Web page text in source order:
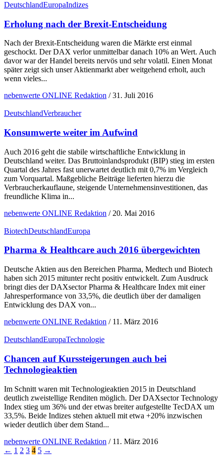
DeutschlandEuropaIndizes
Erholung nach der Brexit-Entscheidung
Nach der Brexit-Entscheidung waren die Märkte erst einmal
geschockt. Der DAX verlor unmittelbar danach 10% an Wert. Auch
davor war der Handel bereits nervös und sehr volatil. Einen Monat
später zeigt sich unser Aktienmarkt aber weitgehend erholt, auch
wenn vieles...
nebenwerte ONLINE Redaktion / 31. Juli 2016
DeutschlandVerbraucher
Konsumwerte weiter im Aufwind
Auch 2016 geht die stabile wirtschaftliche Entwicklung in
Deutschland weiter. Das Bruttoinlandsprodukt (BIP) stieg im ersten
Quartal des Jahres fast unerwartet deutlich mit 0,7% im Vergleich
zum Vorquartal. Maßgebliche Beiträge lieferten hierzu die
Verbraucherkauflaune, steigende Unternehmensinvestitionen, das
freundliche Klima in...
nebenwerte ONLINE Redaktion / 20. Mai 2016
BiotechDeutschlandEuropa
Pharma & Healthcare auch 2016 übergewichten
Deutsche Aktien aus den Bereichen Pharma, Medtech und Biotech
haben sich 2015 mitunter recht positiv entwickelt. Zum Ausdruck
bringt dies der DAXsector Pharma & Healthcare Index mit einer
Jahresperformance von 33,5%, die deutlich über der damaligen
Entwicklung des DAX von...
nebenwerte ONLINE Redaktion / 11. März 2016
DeutschlandEuropaTechnologie
Chancen auf Kurssteigerungen auch bei
Technologieaktien
Im Schnitt waren mit Technologieaktien 2015 in Deutschland
deutlich zweistellige Renditen möglich. Der DAXsector Technology
Index stieg um 36% und der etwas breiter aufgestellte TecDAX um
33,5%. Beide Indizes stehen aktuell mit etwa +20% inzwischen
wieder deutlich über dem Stand...
nebenwerte ONLINE Redaktion / 11. März 2016
← 1 2 3 4 5 →